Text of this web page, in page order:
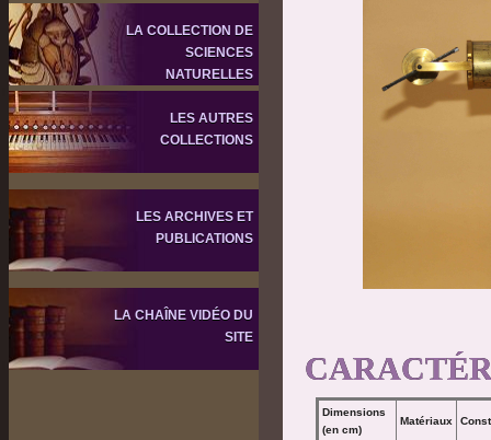
LA COLLECTION DE
SCIENCES
NATURELLES
LES AUTRES
COLLECTIONS
LES ARCHIVES ET
PUBLICATIONS
LA CHAÎNE VIDÉO DU
SITE
Dimensions
(en cm)
Matériaux